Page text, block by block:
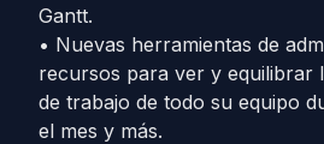
Gantt.
• Nuevas herramientas de
recursos para ver y equilibrar
de trabajo de todo su equipo
el mes y más.